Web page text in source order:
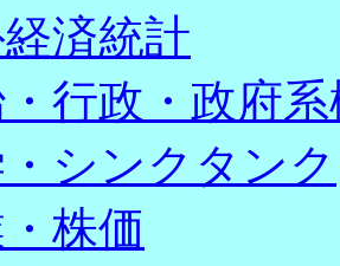
済統計
行政・政府
シンクタンク
株価